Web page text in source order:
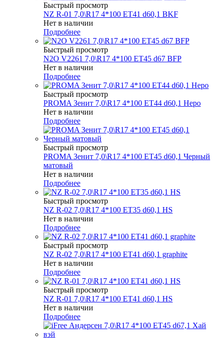
Быстрый просмотр
NZ R-01 7,0\R17 4*100 ET41 d60,1 BKF
Нет в наличии
Подробнее
Быстрый просмотр
N2O V2261 7,0\R17 4*100 ET45 d67 BFP
Нет в наличии
Подробнее
Быстрый просмотр
PROMA Зенит 7,0\R17 4*100 ET44 d60,1 Неро
Нет в наличии
Подробнее
Быстрый просмотр
PROMA Зенит 7,0\R17 4*100 ET45 d60,1 Черный
матовый
Нет в наличии
Подробнее
Быстрый просмотр
NZ R-02 7,0\R17 4*100 ET35 d60,1 HS
Нет в наличии
Подробнее
Быстрый просмотр
NZ R-02 7,0\R17 4*100 ET41 d60,1 graphite
Нет в наличии
Подробнее
Быстрый просмотр
NZ R-01 7,0\R17 4*100 ET41 d60,1 HS
Нет в наличии
Подробнее